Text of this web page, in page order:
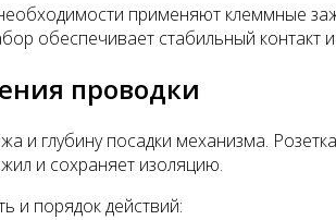
применяют клеммные
обеспечивает стабильный контакт
проводки
и глубину посадки механизма.
и сохраняет изоляцию.
и порядок действий: